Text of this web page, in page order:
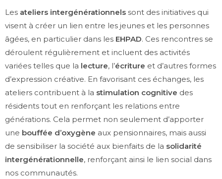
Les ateliers intergénérationnels sont des initiatives qui
visent à créer un lien entre les jeunes et les personnes
âgées, en particulier dans les EHPAD. Ces rencontres se
déroulent régulièrement et incluent des activités
variées telles que la lecture, l’écriture et d’autres formes
d’expression créative. En favorisant ces échanges, les
ateliers contribuent à la stimulation cognitive des
résidents tout en renforçant les relations entre
générations. Cela permet non seulement d’apporter
une bouffée d’oxygène aux pensionnaires, mais aussi
de sensibiliser la société aux bienfaits de la solidarité
intergénérationnelle, renforçant ainsi le lien social dans
nos communautés.